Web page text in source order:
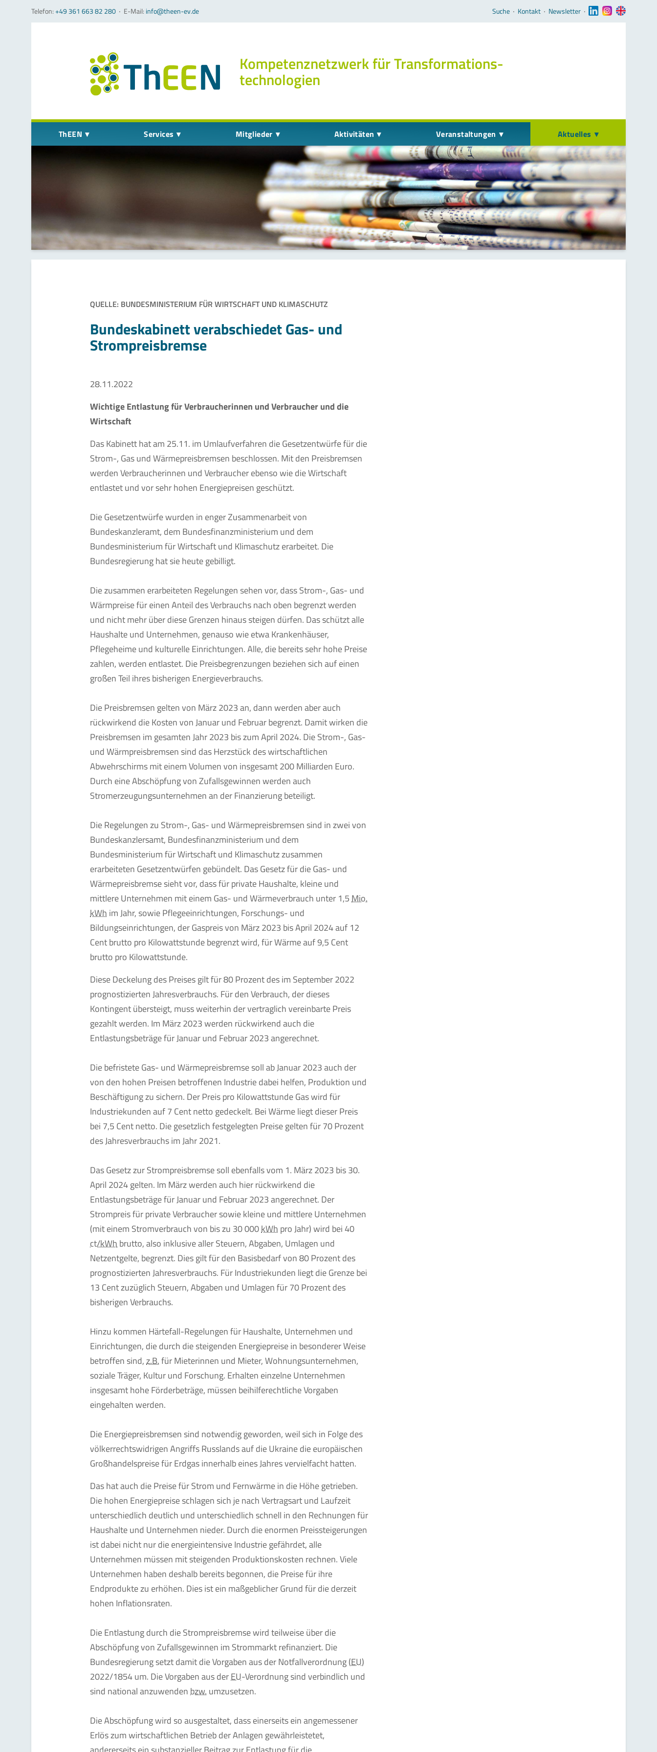
Telefon:+49 361 663 82 280 ‧ E-Mail: info@theen-ev.de Navigation überspringen
Suche ‧ Kontakt ‧ Newsletter ‧
Kompetenz­netzwerk für Transformations­
technologien
Navigation überspringen
ThEEN Services Mitglieder Aktivitäten Veranstaltungen Aktuelles
QUELLE: BUNDESMINISTERIUM FÜR WIRTSCHAFT UND KLIMASCHUTZ
Bundeskabinett verabschiedet Gas- und
Strompreisbremse
28.11.2022
Wichtige Entlastung für Verbraucherinnen und Verbraucher und die
Wirtschaft
Das Kabinett hat am 25.11. im Umlaufverfahren die Gesetzentwürfe für die
Strom-, Gas und Wärmepreisbremsen beschlossen. Mit den Preisbremsen
werden Verbraucherinnen und Verbraucher ebenso wie die Wirtschaft
entlastet und vor sehr hohen Energiepreisen geschützt.
Die Gesetzentwürfe wurden in enger Zusammenarbeit von
Bundeskanzleramt, dem Bundesfinanzministerium und dem
Bundesministerium für Wirtschaft und Klimaschutz erarbeitet. Die
Bundesregierung hat sie heute gebilligt.
Die zusammen erarbeiteten Regelungen sehen vor, dass Strom-, Gas- und
Wärmpreise für einen Anteil des Verbrauchs nach oben begrenzt werden
und nicht mehr über diese Grenzen hinaus steigen dürfen. Das schützt alle
Haushalte und Unternehmen, genauso wie etwa Krankenhäuser,
Pflegeheime und kulturelle Einrichtungen. Alle, die bereits sehr hohe Preise
zahlen, werden entlastet. Die Preisbegrenzungen beziehen sich auf einen
großen Teil ihres bisherigen Energieverbrauchs.
Die Preisbremsen gelten von März 2023 an, dann werden aber auch
rückwirkend die Kosten von Januar und Februar begrenzt. Damit wirken die
Preisbremsen im gesamten Jahr 2023 bis zum April 2024. Die Strom-, Gas-
und Wärmpreisbremsen sind das Herzstück des wirtschaftlichen
Abwehrschirms mit einem Volumen von insgesamt 200 Milliarden Euro.
Durch eine Abschöpfung von Zufallsgewinnen werden auch
Stromerzeugungsunternehmen an der Finanzierung beteiligt.
Die Regelungen zu Strom-, Gas- und Wärmepreisbremsen sind in zwei von
Bundeskanzlersamt, Bundesfinanzministerium und dem
Bundesministerium für Wirtschaft und Klimaschutz zusammen
erarbeiteten Gesetzentwürfen gebündelt. Das Gesetz für die Gas- und
Wärmepreisbremse sieht vor, dass für private Haushalte, kleine und
mittlere Unternehmen mit einem Gas- und Wärmeverbrauch unter 1,5Mio.
kWh im Jahr, sowie Pflegeeinrichtungen, Forschungs- und
Bildungseinrichtungen, der Gaspreis von März 2023 bis April 2024 auf 12
Cent brutto pro Kilowattstunde begrenzt wird, für Wärme auf 9,5 Cent
brutto pro Kilowattstunde.
Diese Deckelung des Preises gilt für 80 Prozent des im September 2022
prognostizierten Jahresverbrauchs. Für den Verbrauch, der dieses
Kontingent übersteigt, muss weiterhin der vertraglich vereinbarte Preis
gezahlt werden. Im März 2023 werden rückwirkend auch die
Entlastungsbeträge für Januar und Februar 2023 angerechnet.
Die befristete Gas- und Wärmepreisbremse soll ab Januar 2023 auch der
von den hohen Preisen betroffenen Industrie dabei helfen, Produktion und
Beschäftigung zu sichern. Der Preis pro Kilowattstunde Gas wird für
Industriekunden auf 7 Cent netto gedeckelt. Bei Wärme liegt dieser Preis
bei 7,5 Cent netto. Die gesetzlich festgelegten Preise gelten für 70 Prozent
des Jahresverbrauchs im Jahr 2021.
Das Gesetz zur Strompreisbremse soll ebenfalls vom 1. März 2023 bis 30.
April 2024 gelten. Im März werden auch hier rückwirkend die
Entlastungsbeträge für Januar und Februar 2023 angerechnet. Der
Strompreis für private Verbraucher sowie kleine und mittlere Unternehmen
(mit einem Stromverbrauch von bis zu 30 000kWh pro Jahr) wird bei 40
ct/kWhbrutto, also inklusive aller Steuern, Abgaben, Umlagen und
Netzentgelte, begrenzt. Dies gilt für den Basisbedarf von 80 Prozent des
prognostizierten Jahresverbrauchs. Für Industriekunden liegt die Grenze bei
13 Cent zuzüglich Steuern, Abgaben und Umlagen für 70 Prozent des
bisherigen Verbrauchs.
Hinzu kommen Härtefall-Regelungen für Haushalte, Unternehmen und
Einrichtungen, die durch die steigenden Energiepreise in besonderer Weise
betroffen sind,z.B.für Mieterinnen und Mieter, Wohnungsunternehmen,
soziale Träger, Kultur und Forschung. Erhalten einzelne Unternehmen
insgesamt hohe Förderbeträge, müssen beihilferechtliche Vorgaben
eingehalten werden.
Die Energiepreisbremsen sind notwendig geworden, weil sich in Folge des
völkerrechtswidrigen Angriffs Russlands auf die Ukraine die europäischen
Großhandelspreise für Erdgas innerhalb eines Jahres vervielfacht hatten.
Das hat auch die Preise für Strom und Fernwärme in die Höhe getrieben.
Die hohen Energiepreise schlagen sich je nach Vertragsart und Laufzeit
unterschiedlich deutlich und unterschiedlich schnell in den Rechnungen für
Haushalte und Unternehmen nieder. Durch die enormen Preissteigerungen
ist dabei nicht nur die energieintensive Industrie gefährdet, alle
Unternehmen müssen mit steigenden Produktionskosten rechnen. Viele
Unternehmen haben deshalb bereits begonnen, die Preise für ihre
Endprodukte zu erhöhen. Dies ist ein maßgeblicher Grund für die derzeit
hohen Inflationsraten.
Die Entlastung durch die Strompreisbremse wird teilweise über die
Abschöpfung von Zufallsgewinnen im Strommarkt refinanziert. Die
Bundesregierung setzt damit die Vorgaben aus der Notfallverordnung (EU)
2022/1854 um. Die Vorgaben aus derEU-Verordnung sind verbindlich und
sind national anzuwendenbzw. umzusetzen.
Die Abschöpfung wird so ausgestaltet, dass einerseits ein angemessener
Erlös zum wirtschaftlichen Betrieb der Anlagen gewährleistetet,